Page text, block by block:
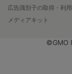
広告識別子の取得・利用
メディアキット
©GMO